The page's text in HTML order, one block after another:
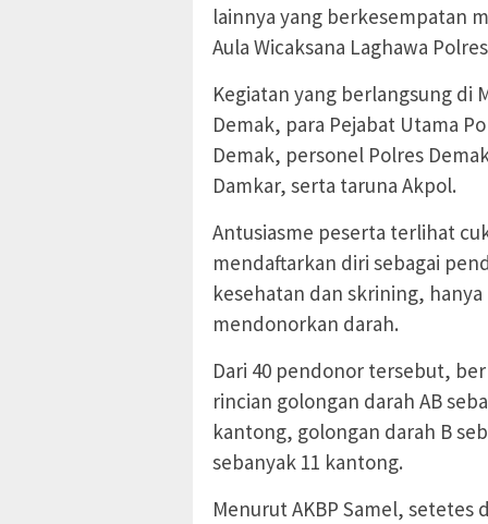
lainnya yang berkesempatan
Aula Wicaksana Laghawa
Kegiatan yang berlangsung di
Demak, para Pejabat Utama
Demak, personel Polres
Damkar, serta taruna Akpol.
Antusiasme peserta terlihat
mendaftarkan diri sebagai
kesehatan dan skrining,
mendonorkan darah.
Dari 40 pendonor tersebut,
rincian golongan darah AB
kantong, golongan darah B
sebanyak 11 kantong.
Menurut AKBP Samel,